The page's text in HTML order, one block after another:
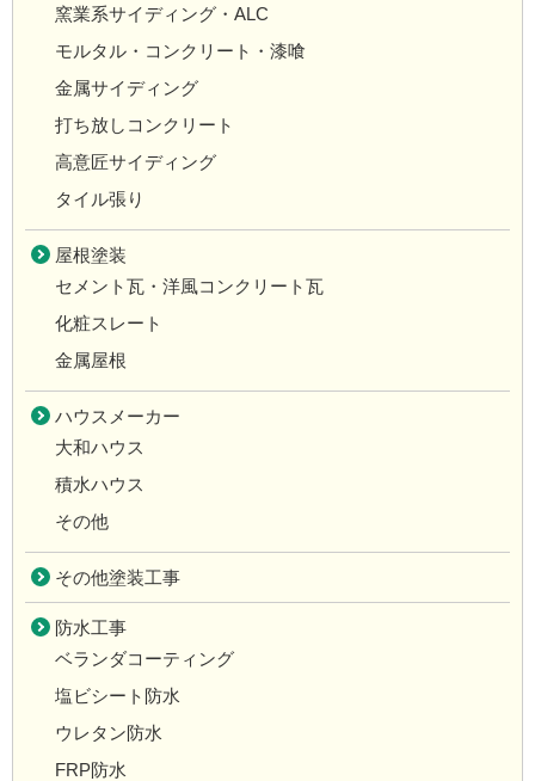
窯業系サイディング・ALC
モルタル・コンクリート・漆喰
金属サイディング
打ち放しコンクリート
高意匠サイディング
タイル張り
屋根塗装
セメント瓦・洋風コンクリート瓦
化粧スレート
金属屋根
ハウスメーカー
大和ハウス
積水ハウス
その他
その他塗装工事
防水工事
ベランダコーティング
塩ビシート防水
ウレタン防水
FRP防水